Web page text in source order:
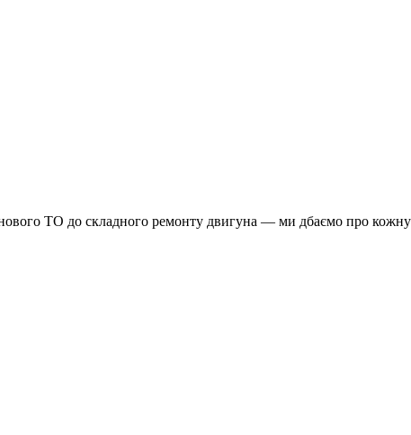
ТО до складного ремонту двигуна — ми дбаємо про